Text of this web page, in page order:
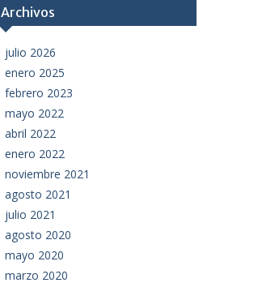
Archivos
julio 2026
enero 2025
febrero 2023
mayo 2022
abril 2022
enero 2022
noviembre 2021
agosto 2021
julio 2021
agosto 2020
mayo 2020
marzo 2020